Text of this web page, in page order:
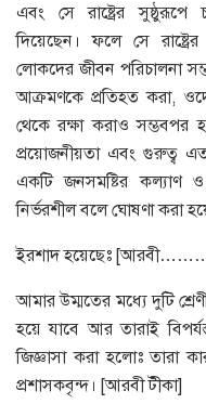
এবং সে রাষ্ট্রের
দিয়েছেন। ফলে সে
লোকদের জীবন পরিচালনা
আক্রমণকে প্রতিহত করা,
থেকে রক্ষা করাও সম্ভবপর
প্রয়োজনীয়তা এবং গুরুত্ব
একটি জনসমষ্টির কল্যাণ ও
নির্ভরশীল বলে ঘোষণা করা
ইরশাদ হয়েছেঃ
আমার উম্মতের মধ্যে দুটি
হয়ে যাবে আর তারাই
জিজ্ঞাসা করা হলোঃ তারা
প্রশাসকবৃন্দ। [আরবী টীকা]